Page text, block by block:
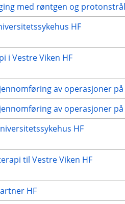
med røntgen og
HF
i Vestre Viken HF
av operasjoner på
av operasjoner på
HF
til Vestre Viken HF
HF